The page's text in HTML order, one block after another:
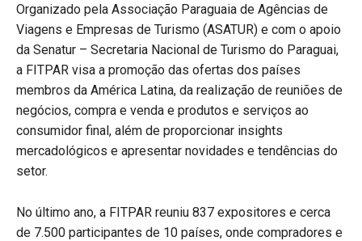
Organizado pela Associação Paraguaia de Agências de
Viagens e Empresas de Turismo (ASATUR) e com o apoio
da Senatur – Secretaria Nacional de Turismo do Paraguai,
a FITPAR visa a promoção das ofertas dos países
membros da América Latina, da realização de reuniões de
negócios, compra e venda e produtos e serviços ao
consumidor final, além de proporcionar insights
mercadológicos e apresentar novidades e tendências do
setor.
No último ano, a FITPAR reuniu 837 expositores e cerca
de 7.500 participantes de 10 países, onde compradores e